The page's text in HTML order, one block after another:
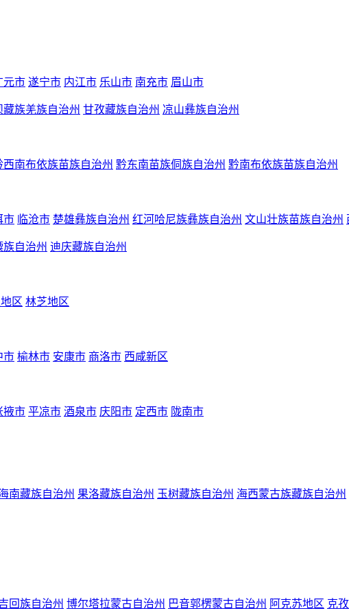
元市 遂宁市 内江市 乐山市 南充市 眉山市
藏族羌族自治州 甘孜藏族自治州 凉山彝族自治州
西南布依族苗族自治州 黔东南苗族侗族自治州 黔南布依族苗族自治州
市 临沧市 楚雄彝族自治州 红河哈尼族彝族自治州 文山壮族苗族自治州
族自治州 迪庆藏族自治州
区 林芝地区
市 榆林市 安康市 商洛市 西咸新区
掖市 平凉市 酒泉市 庆阳市 定西市 陇南市
南藏族自治州 果洛藏族自治州 玉树藏族自治州 海西蒙古族藏族自治州
回族自治州 博尔塔拉蒙古自治州 巴音郭楞蒙古自治州 阿克苏地区 克